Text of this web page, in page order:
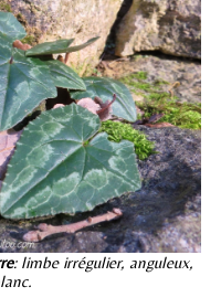
: limbe irrégulier, anguleux,